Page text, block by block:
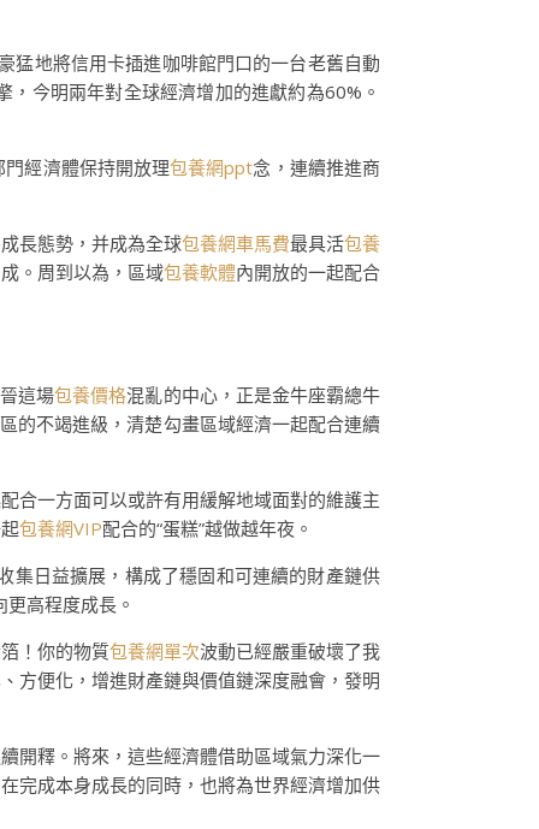
猛地將信用卡插進咖啡館門口的一台老舊自動
，今明兩年對全球經濟增加的進獻約為60%。
經濟體保持開放理包養網ppt念，連續推進商
成長態勢，并成為全球包養網車馬費最具活包養
。周到以為，區域包養軟體內開放的一起配合
這場包養價格混亂的中心，正是金牛座霸總牛
的不竭進級，清楚勾畫區域經濟一起配合連續
合一方面可以或許有用緩解地域面對的維護主
包養網VIP配合的“蛋糕”越做越年夜。
集日益擴展，構成了穩固和可連續的財產鏈供
更高程度成長。
！你的物質包養網單次波動已經嚴重破壞了我
方便化，增進財產鏈與價值鏈深度融會，發明
開釋。將來，這些經濟體借助區域氣力深化一
完成本身成長的同時，也將為世界經濟增加供